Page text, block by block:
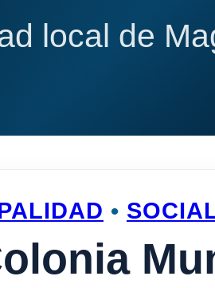
local de
•